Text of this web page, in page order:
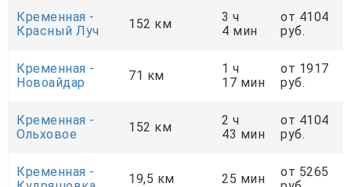
Кременная -
Красный Луч
152 км
3 ч
4 мин
от 4104
руб.
Кременная -
Новоайдар
71 км
1 ч
17 мин
от 1917
руб.
Кременная -
Ольховое
152 км
2 ч
43 мин
от 4104
руб.
Кременная -
19,5 км 25 мин
от 5265